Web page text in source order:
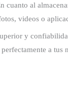
al
videos o
y
a